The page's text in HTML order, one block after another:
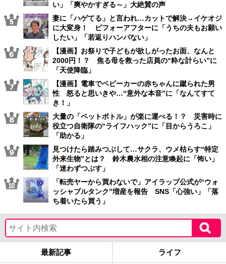
い」「爽やかすぎる～」大絶賛の声
妻に「ハゲてる」と言われ…カットで解決→イケオジ
に大変身！ ビフォーアフターに「うちの夫もお願い
したい」「若返りハンパない」
【漫画】お祭りで子どもが欲しがったお面、なんと
2000円！？ 焦る母を救った店員の“粋な計らい”に
「天使降臨」
【漫画】電車でベビーカーの赤ちゃんに蹴られた男
性 怒ると思いきや…“意外な本音”に「なんてすて
き！」
大量の「ペットボトル」が楽に運べる！？ 災害時に
役立つ自衛隊の“ライフハック”に「目からうろこ」
「助かる」
見つけたら踏みつぶして…サクラ、ウメ枯らす“特定
外来生物”とは？ 鈴木農水相の注意喚起に「怖い」
「迷わずつぶす」
「転売ヤーから買わないで」アイラップ公式が“ウォ
ッシャブルタンク”増産を報告 SNS「心強い」「落
ち着いたら買う」
最新記事 ライフ